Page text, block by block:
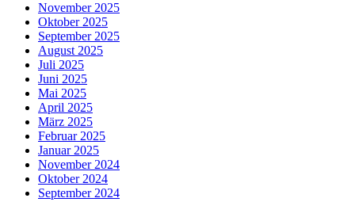
November 2025
Oktober 2025
September 2025
August 2025
Juli 2025
Juni 2025
Mai 2025
April 2025
März 2025
Februar 2025
Januar 2025
November 2024
Oktober 2024
September 2024